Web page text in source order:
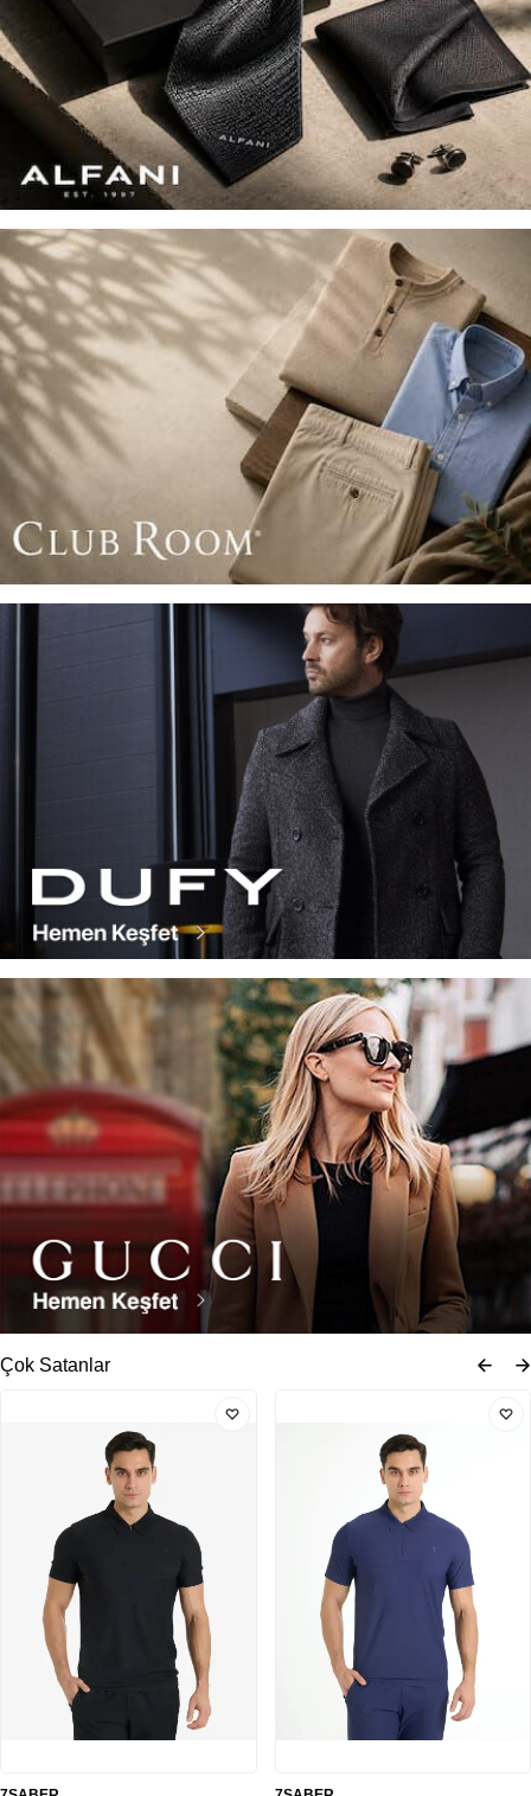
Çok Satanlar